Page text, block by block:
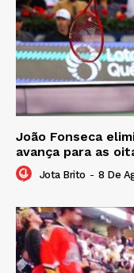
João Fonseca
avança para as
Jota Brito - 8 De